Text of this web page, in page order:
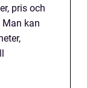
pris och
kan